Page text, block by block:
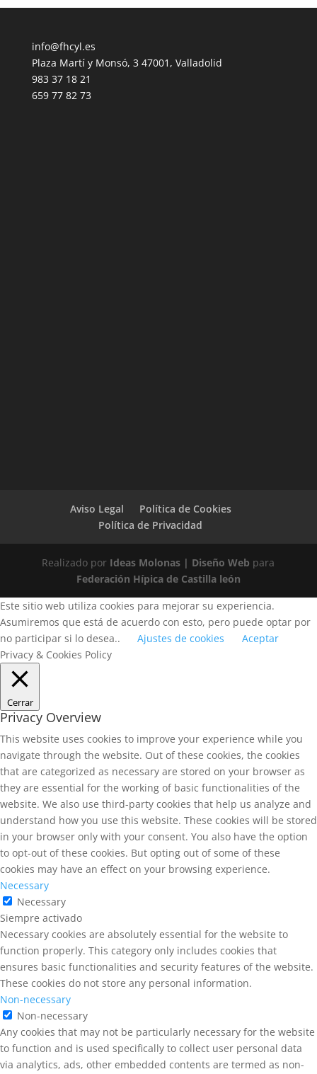
info@fhcyl.es
Plaza Martí y Monsó, 3 47001, Valladolid
983 37 18 21
659 77 82 73
Aviso Legal
Política de Cookies
Política de Privacidad
Realizado por Ideas Molonas | Diseño Web para
Federación Hípica de Castilla león
Este sitio web utiliza cookies para mejorar su experiencia.
Asumiremos que está de acuerdo con esto, pero puede optar por
no participar si lo desea..
Ajustes de cookies
Aceptar
Privacy & Cookies Policy
Cerrar
Privacy Overview
This website uses cookies to improve your experience while you
navigate through the website. Out of these cookies, the cookies
that are categorized as necessary are stored on your browser as
they are essential for the working of basic functionalities of the
website. We also use third-party cookies that help us analyze and
understand how you use this website. These cookies will be stored
in your browser only with your consent. You also have the option
to opt-out of these cookies. But opting out of some of these
cookies may have an effect on your browsing experience.
Necessary
Necessary
Siempre activado
Necessary cookies are absolutely essential for the website to
function properly. This category only includes cookies that
ensures basic functionalities and security features of the website.
These cookies do not store any personal information.
Non-necessary
Non-necessary
Any cookies that may not be particularly necessary for the website
to function and is used specifically to collect user personal data
via analytics, ads, other embedded contents are termed as non-